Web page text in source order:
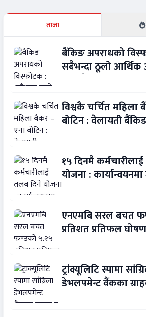
ताजा
बैंकिङ अपराधको
सबैभन्दा ठूलो आर्थिक
विश्वकै चर्चित महिला
बोटिन : वेलायती
१५ दिनमै
योजना :
एनएमबि सरल बचत
प्रतिशत प्रतिफल
ट्रांक्यूलिटि स्पामा
डेभलपमेन्ट वैंकका